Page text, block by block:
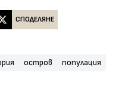
СПОДЕЛЯНЕ
остров
популация